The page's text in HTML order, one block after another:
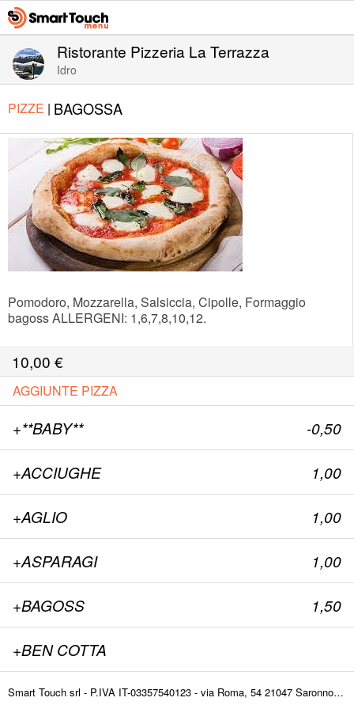
Ristorante Pizzeria La Terrazza
Idro
PIZZE | BAGOSSA
Pomodoro, Mozzarella, Salsiccia, Cipolle, Formaggio
bagoss ALLERGENI: 1,6,7,8,10,12.
10,00 €
AGGIUNTE PIZZA
+**BABY** -0,50
+ACCIUGHE 1,00
+AGLIO 1,00
+ASPARAGI 1,00
+BAGOSS 1,50
+BEN COTTA
+BRESAOLA 1,00Smart Touch srl - P.IVA IT-03357540123 - via Roma, 54 21047 Saronno (VA) ITALY